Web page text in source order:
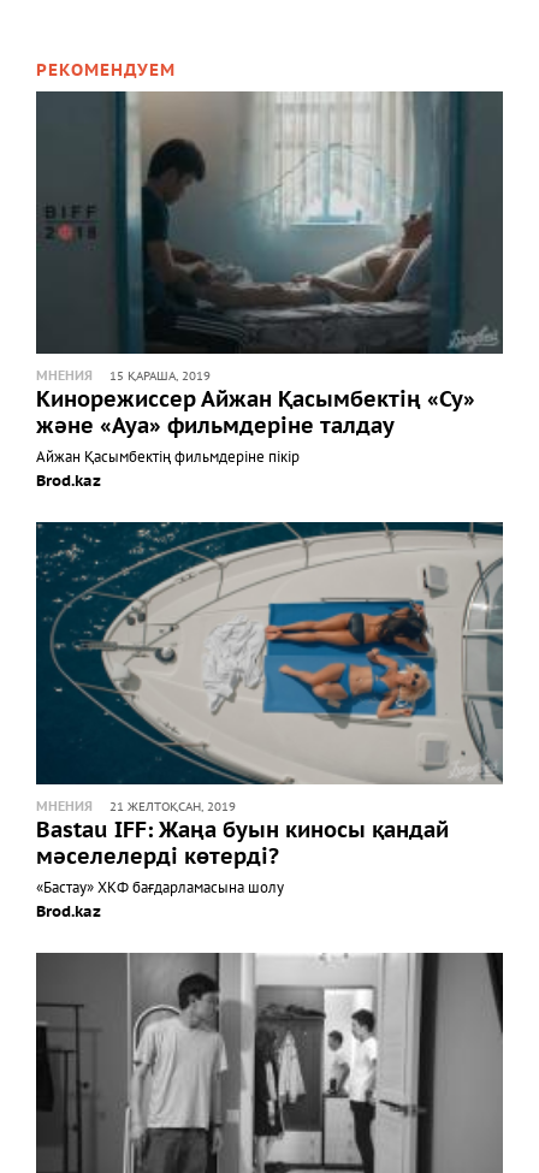
РЕКОМЕНДУЕМ
МНЕНИЯ 15 ҚАРАША, 2019
Кинорежиссер Айжан Қасымбектің «Су»
және «Ауа» фильмдеріне талдау
Айжан Қасымбектің фильмдеріне пікір
Brod.kaz
МНЕНИЯ 21 ЖЕЛТОҚСАН, 2019
Bastau IFF: Жаңа буын киносы қандай
мәселелерді көтерді?
«Бастау» ХКФ бағдарламасына шолу
Brod.kaz